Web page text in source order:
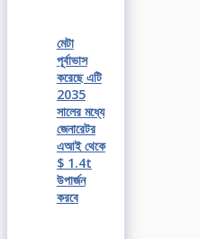
মেটা
পূর্বাভাস
করেছে এটি
2035
সালের মধ্যে
জেনারেটর
এআই থেকে
$ 1.4t
উপার্জন
করবে